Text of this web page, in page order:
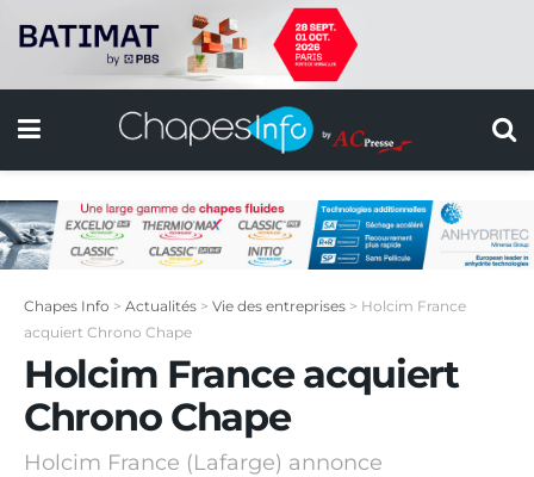
Chapes Info > Actualités > Vie des entreprises > Holcim France
acquiert Chrono Chape
Holcim France acquiert
Chrono Chape
Holcim France (Lafarge) annonce